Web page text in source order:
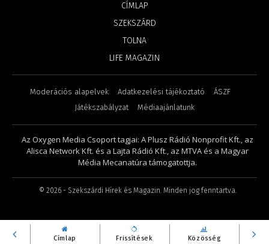
Címlap Frissítések Közösség
CÍMLAP
SZEKSZÁRD
TOLNA
LIFE MAGAZIN
Moderációs alapelvek Adatkezelési tájékoztató
ÁSZF
Játékszabályzat
Médiaajánlatunk
Az Oxygen Media Csoport tagjai: A Plusz Rádió Nonprofit Kft., az
Alisca Network Kft. és a Lajta Rádió Kft., az MTVA és a Magyar
Média Mecanatúra támogatottja.
© 2026- Szekszárdi Hírek és Magazin. Minden jog fenntartva.